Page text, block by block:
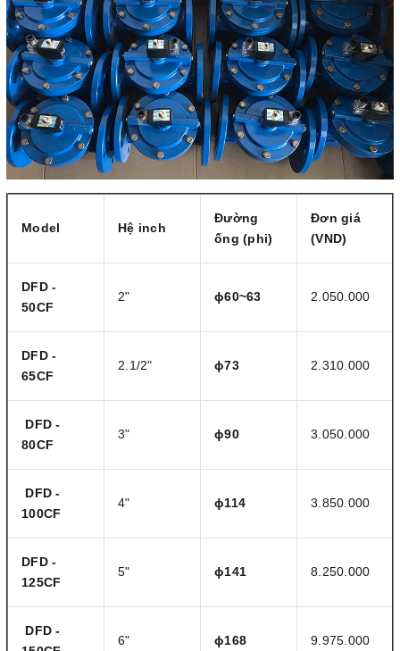
Model Hệ inch
Đường
ống (phi)
Đơn giá
(VND)
DFD -
50CF
2" ɸ60~63 2.050.000
DFD -
65CF
2.1/2" ɸ73 2.310.000
DFD -
80CF
3" ɸ90 3.050.000
DFD -
100CF
4" ɸ114 3.850.000
DFD -
125CF
5" ɸ141 8.250.000
DFD -
6" ɸ168 9.975.000